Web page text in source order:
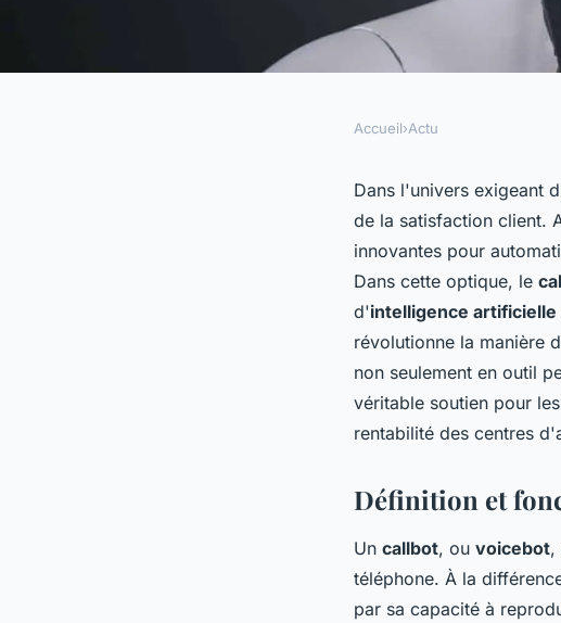
Qu'est-ce que c'est un
comment fonctionne-
Accueil›Actu
Dans l'univers exigeant
de la satisfaction client.
innovantes pour
Dans cette optique, le
d'intelligence artificielle
révolutionne la manière
non seulement en outil
véritable soutien pour
rentabilité des centres
Définition et
Un callbot, ou voicebot,
téléphone. À la
par sa capacité à